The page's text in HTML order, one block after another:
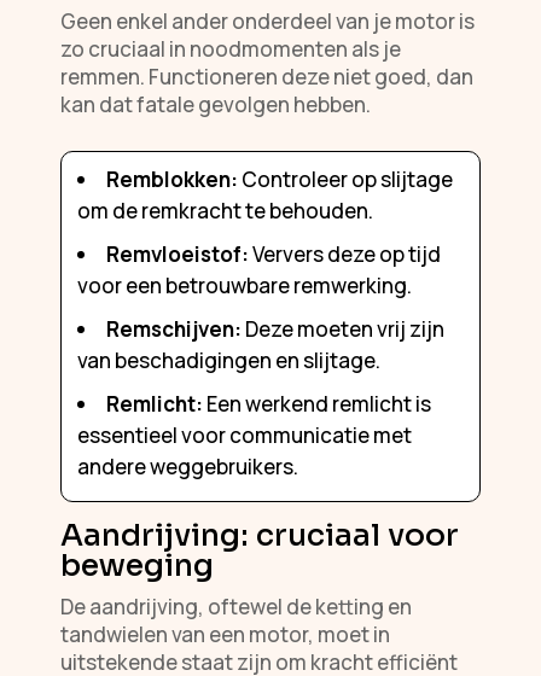
Geen enkel ander onderdeel van je motor is
zo cruciaal in noodmomenten als je
remmen. Functioneren deze niet goed, dan
kan dat fatale gevolgen hebben.
Remblokken: Controleer op slijtage
om de remkracht te behouden.
Remvloeistof:Ververs deze op tijd
voor een betrouwbare remwerking.
Remschijven: Deze moeten vrij zijn
van beschadigingen en slijtage.
Remlicht: Een werkend remlicht is
essentieel voor communicatie met
andere weggebruikers.
Aandrijving: cruciaal voor
beweging
De aandrijving, oftewel de ketting en
tandwielen van een motor, moet in
uitstekende staat zijn om kracht efficiënt